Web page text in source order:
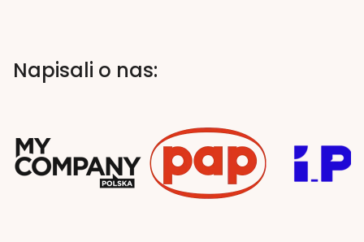
Napisali o nas: